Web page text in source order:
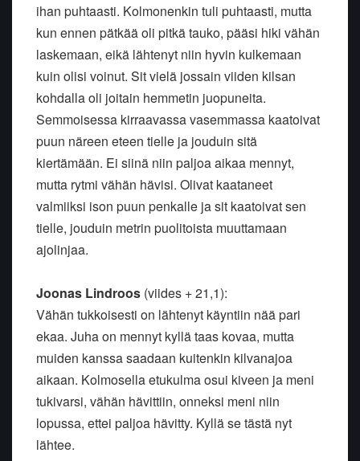
ihan puhtaasti. Kolmonenkin tuli puhtaasti, mutta
kun ennen pätkää oli pitkä tauko, pääsi hiki vähän
laskemaan, eikä lähtenyt niin hyvin kulkemaan
kuin olisi voinut. Sit vielä jossain viiden kilsan
kohdalla oli joitain hemmetin juopuneita.
Semmoisessa kirraavassa vasemmassa kaatoivat
puun näreen eteen tielle ja jouduin sitä
kiertämään. Ei siinä niin paljoa aikaa mennyt,
mutta rytmi vähän hävisi. Olivat kaataneet
valmiiksi ison puun penkalle ja sit kaatoivat sen
tielle, jouduin metrin puolitoista muuttamaan
ajolinjaa.
Joonas Lindroos (viides + 21,1):
Vähän tukkoisesti on lähtenyt käyntiin nää pari
ekaa. Juha on mennyt kyllä taas kovaa, mutta
muiden kanssa saadaan kuitenkin kilvanajoa
aikaan. Kolmosella etukulma osui kiveen ja meni
tukivarsi, vähän hävittiin, onneksi meni niin
lopussa, ettei paljoa hävitty. Kyllä se tästä nyt
lähtee.